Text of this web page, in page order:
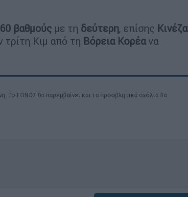
βαθμούς με τη δεύτερη, επίσης Κινέζα
τρίτη Κιμ από τη Βόρεια Κορέανα
Το ΕΘΝΟΣ θα παρεμβαίνει και τα προσβλητικά σχόλια θα